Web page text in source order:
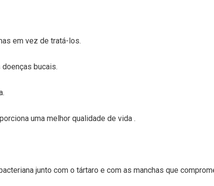
em vez de tratá-los.
bucais.
uma melhor qualidade de vida .
junto com o tártaro e com as manchas que